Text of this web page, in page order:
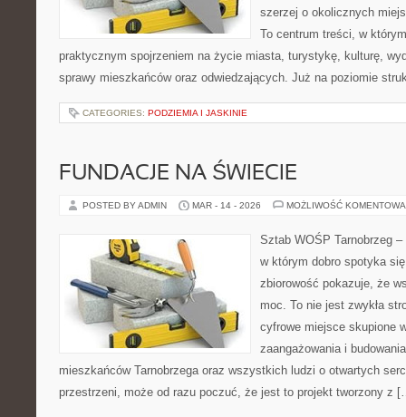
szerzej o okolicznych
To centrum treści, w
praktycznym spojrzeniem na życie miasta, turystykę, kulturę,
sprawy mieszkańców oraz odwiedzających. Już na poziomie
CATEGORIES: PODZIEMIA I JASKINIE
FUNDACJE NA ŚWIECIE
POSTED BY ADMIN MAR - 14 - 2026 MOŻLIWOŚĆ
Sztab WOŚP Tarnobrzeg
w którym dobro spotyka
zbiorowość pokazuje, że
moc. To nie jest zwykła
cyfrowe miejsce skupione
zaangażowania i
mieszkańców Tarnobrzega oraz wszystkich ludzi o otwartych
przestrzeni, może od razu poczuć, że jest to projekt tworzony z